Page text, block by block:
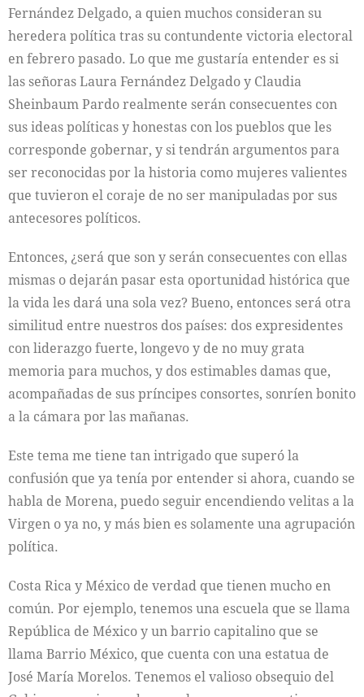
Fernández Delgado, a quien muchos consideran su
heredera política tras su contundente victoria electoral
en febrero pasado. Lo que me gustaría entender es si
las señoras Laura Fernández Delgado y Claudia
Sheinbaum Pardo realmente serán consecuentes con
sus ideas políticas y honestas con los pueblos que les
corresponde gobernar, y si tendrán argumentos para
ser reconocidas por la historia como mujeres valientes
que tuvieron el coraje de no ser manipuladas por sus
antecesores políticos.
Entonces, ¿será que son y serán consecuentes con ellas
mismas o dejarán pasar esta oportunidad histórica que
la vida les dará una sola vez? Bueno, entonces será otra
similitud entre nuestros dos países: dos expresidentes
con liderazgo fuerte, longevo y de no muy grata
memoria para muchos, y dos estimables damas que,
acompañadas de sus príncipes consortes, sonríen bonito
a la cámara por las mañanas.
Este tema me tiene tan intrigado que superó la
confusión que ya tenía por entender si ahora, cuando se
habla de Morena, puedo seguir encendiendo velitas a la
Virgen o ya no, y más bien es solamente una agrupación
política.
Costa Rica y México de verdad que tienen mucho en
común. Por ejemplo, tenemos una escuela que se llama
República de México y un barrio capitalino que se
llama Barrio México, que cuenta con una estatua de
José María Morelos. Tenemos el valioso obsequio del